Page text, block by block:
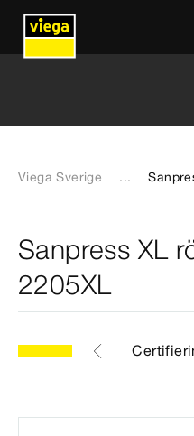
Viega Sverige ...
Sanpress XL
2205XL
Artiklar